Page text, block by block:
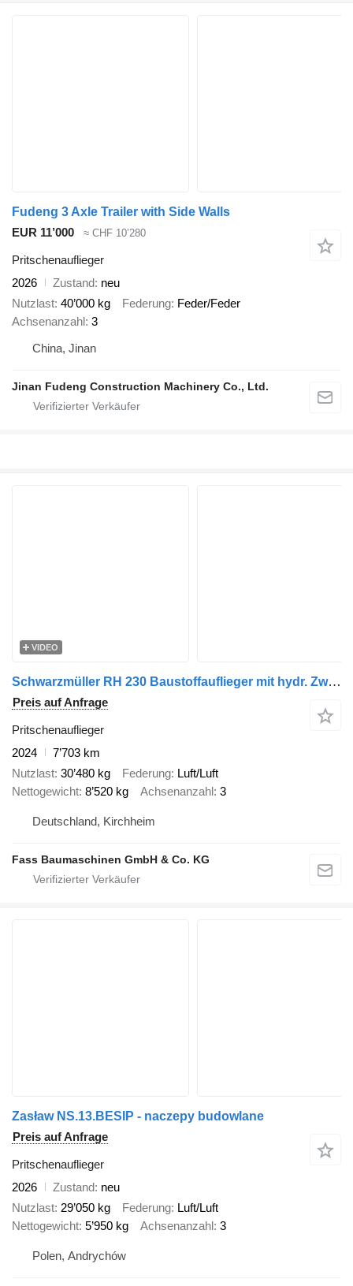
Fudeng 3 Axle Trailer with Side Walls
EUR 11’000
≈ CHF 10’280
Pritschenauflieger
2026
Zustand neu
Nutzlast 40’000 kg Federung Feder/Feder
Achsenanzahl 3
China, Jinan
Jinan Fudeng Construction Machinery Co., Ltd.
VIDEO
Schwarzmüller RH 230 Baustoffauflieger mit hydr. Zwangslenkung
Preis auf Anfrage
Pritschenauflieger
2024
7’703 km
Nutzlast 30’480 kg Federung Luft/Luft
Nettogewicht 8’520 kg Achsenanzahl 3
Deutschland, Kirchheim
Fass Baumaschinen GmbH & Co. KG
Zasław NS.13.BESIP - naczepy budowlane
Preis auf Anfrage
Pritschenauflieger
2026
Zustand neu
Nutzlast 29’050 kg Federung Luft/Luft
Nettogewicht 5’950 kg Achsenanzahl 3
Polen, Andrychów